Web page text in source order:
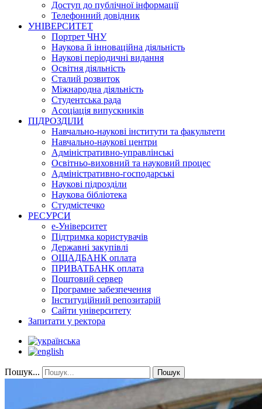
Доступ до публічної інформації
Телефонний довідник
УНІВЕРСИТЕТ
Портрет ЧНУ
Наукова й інноваційна діяльність
Наукові періодичні видання
Освітня діяльність
Сталий розвиток
Міжнародна діяльність
Студентська рада
Асоціація випускників
ПІДРОЗДІЛИ
Навчально-наукові інститути та факультети
Навчально-наукові центри
Адміністративно-управлінські
Освітньо-виховний та науковий процес
Адміністративно-господарські
Наукові підрозділи
Наукова бібліотека
Студмістечко
РЕСУРСИ
е-Університет
Підтримка користувачів
Державні закупівлі
ОЩАДБАНК оплата
ПРИВАТБАНК оплата
Поштовий сервер
Програмне забезпечення
Інституційний репозитарій
Сайти університету
Запитати у ректора
Пошук... Пошук